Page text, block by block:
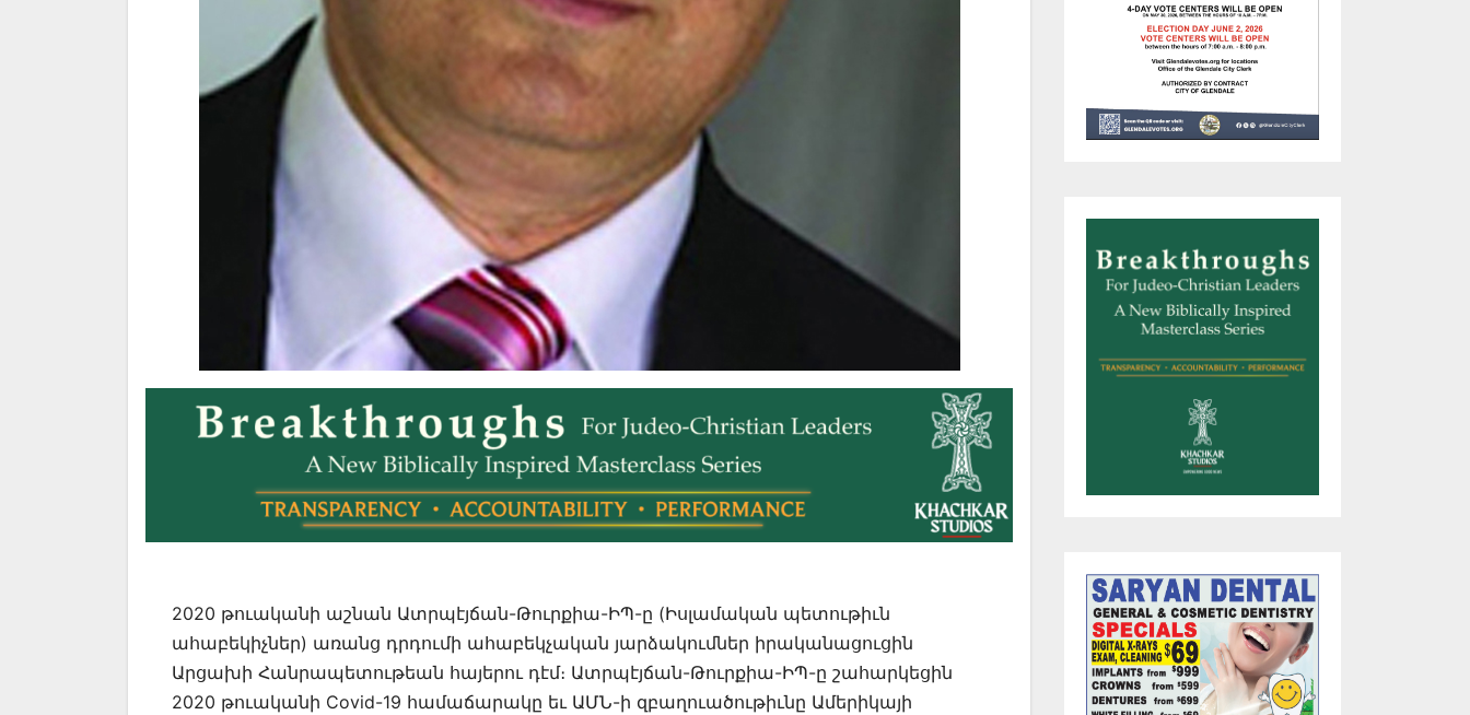
2020 թուականի աշնան Ատրպէյճան-Թուրքիա-ԻՊ-ը (Իսլամական պետութիւն
ահաբեկիչներ) առանց դրդումի ահաբեկչական յարձակումներ իրականացուցին
Արցախի Հանրապետութեան հայերու դէմ։ Ատրպէյճան-Թուրքիա-ԻՊ-ը շահարկեցին
2020 թուականի Covid-19 համաճարակը եւ ԱՄՆ-ի զբաղուածութիւնը Ամերիկայի